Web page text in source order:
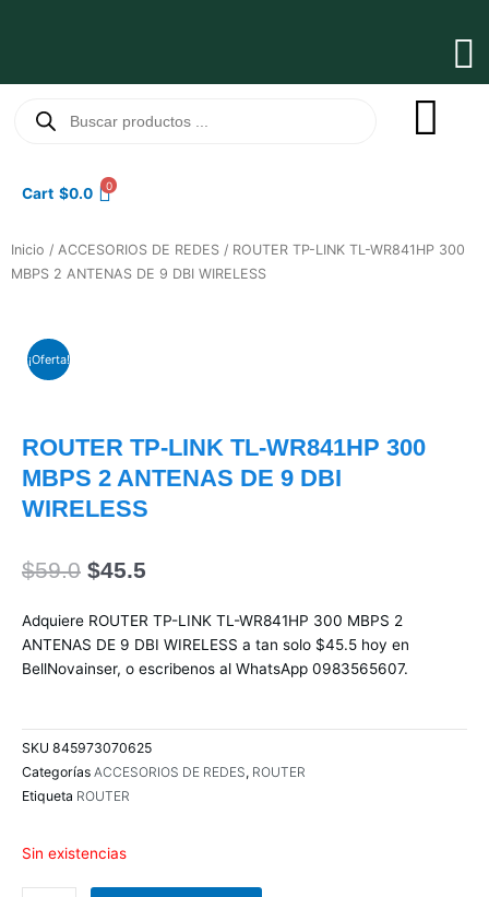
productos
Cart $0.0 0
Inicio / ACCESORIOS DE REDES / ROUTER TP-LINK TL-WR841HP 300
MBPS 2 ANTENAS DE 9 DBI WIRELESS
¡Oferta!
ROUTER TP-LINK TL-WR841HP 300
MBPS 2 ANTENAS DE 9 DBI
WIRELESS
$59.0 El
original
era:
$59.0.
$45.5
actual
es:
$45.5.
Adquiere ROUTER TP-LINK TL-WR841HP 300 MBPS 2
ANTENAS DE 9 DBI WIRELESS a tan solo $45.5 hoy en
BellNovainser, o escribenos al WhatsApp 0983565607.
SKU 845973070625
Categorías ACCESORIOS DE REDES, ROUTER
Etiqueta ROUTER
Sin existencias